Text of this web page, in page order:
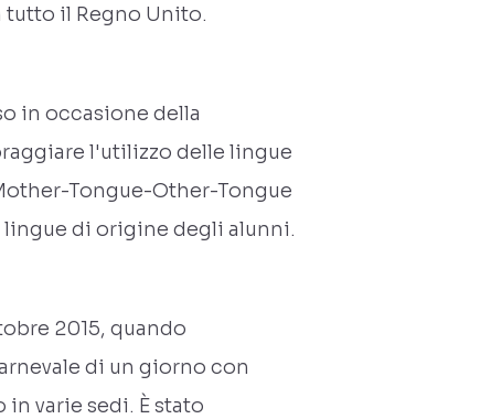
tutto il Regno Unito.
in occasione della
l'utilizzo delle lingue
Tongue-Other-Tongue
lingue di origine degli alunni.
2015, quando
di un giorno con
varie sedi. È stato